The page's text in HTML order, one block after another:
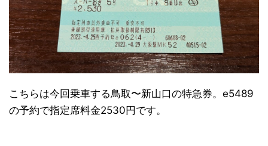
こちらは今回乗車する鳥取〜新山口の特急券。e5489
の予約で指定席料金2530円です。